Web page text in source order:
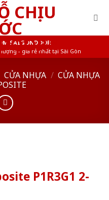
SAIGONDOOR
- giá rẻ nhất tại Sài Gòn
CỬA NHỰA / CỬA NHỰA
P1R3G1 2-